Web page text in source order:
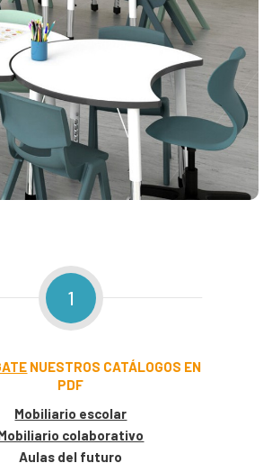
1
NUESTROS CATÁLOGOS EN
PDF
Mobiliario escolar
colaborativo
Aulas del futuro